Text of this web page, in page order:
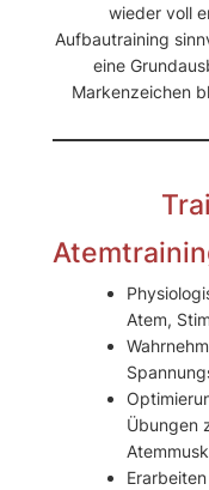
wieder voll
Aufbautraining
eine
Markenzeichen
Atem,
Übungen